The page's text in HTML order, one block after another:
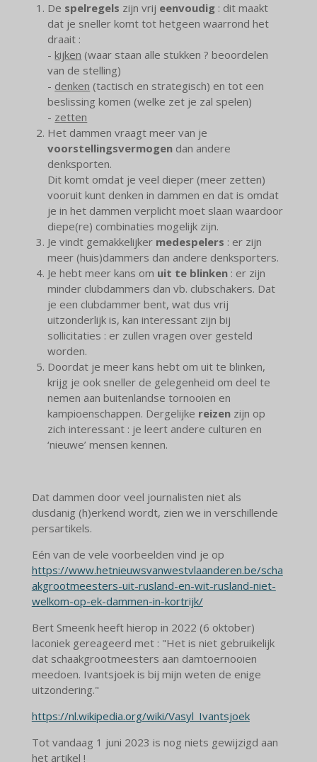
De spelregels zijn vrij eenvoudig : dit maakt
dat je sneller komt tot hetgeen waarrond het
draait :
-kijken (waar staan alle stukken ? beoordelen
van de stelling)
- denken (tactisch en strategisch) en tot een
beslissing komen (welke zet je zal spelen)
- zetten
Het dammen vraagt meer van je
voorstellingsvermogen dan andere
denksporten.
Dit komt omdat je veel dieper (meer zetten)
vooruit kunt denken in dammen en dat is omdat
je in het dammen verplicht moet slaan waardoor
diepe(re) combinaties mogelijk zijn.
Je vindt gemakkelijker medespelers : er zijn
meer (huis)dammers dan andere denksporters.
Je hebt meer kans om uit te blinken : er zijn
minder clubdammers dan vb. clubschakers. Dat
je een clubdammer bent, wat dus vrij
uitzonderlijk is, kan interessant zijn bij
sollicitaties : er zullen vragen over gesteld
worden.
Doordat je meer kans hebt om uit te blinken,
krijg je ook sneller de gelegenheid om deel te
nemen aan buitenlandse tornooien en
kampioenschappen. Dergelijke reizen zijn op
zich interessant : je leert andere culturen en
‘nieuwe’ mensen kennen.
Dat dammen door veel journalisten niet als
dusdanig (h)erkend wordt, zien we in verschillende
persartikels.
Eén van de vele voorbeelden vind je op
https://www.hetnieuwsvanwestvlaanderen.be/scha
akgrootmeesters-uit-rusland-en-wit-rusland-niet-
welkom-op-ek-dammen-in-kortrijk/
Bert Smeenk heeft hierop in 2022 (6 oktober)
laconiek gereageerd met : "Het is niet gebruikelijk
dat schaakgrootmeesters aan damtoernooien
meedoen. Ivantsjoek is bij mijn weten de enige
uitzondering."
https://nl.wikipedia.org/wiki/Vasyl_Ivantsjoek
Tot vandaag 1 juni 2023 is nog niets gewijzigd aan
het artikel !